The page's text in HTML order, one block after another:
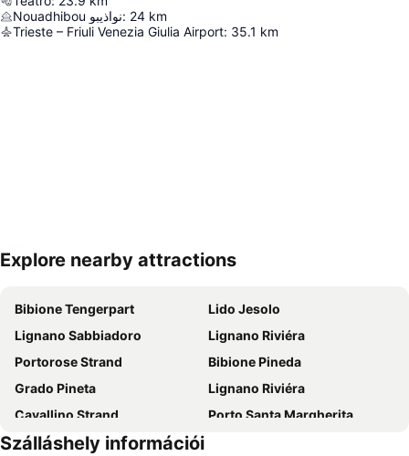
Nouadhibou نواذيبو: 24 km
Trieste – Friuli Venezia Giulia Airport: 35.1 km
Nagy méretű térkép
Explore nearby attractions
Bibione Tengerpart
Lido Jesolo
Lignano Sabbiadoro
Lignano Riviéra
Portorose Strand
Bibione Pineda
Grado Pineta
Lignano Riviéra
Cavallino Strand
Porto Santa Margherita
Castello di Miramare
Szálláshely információi